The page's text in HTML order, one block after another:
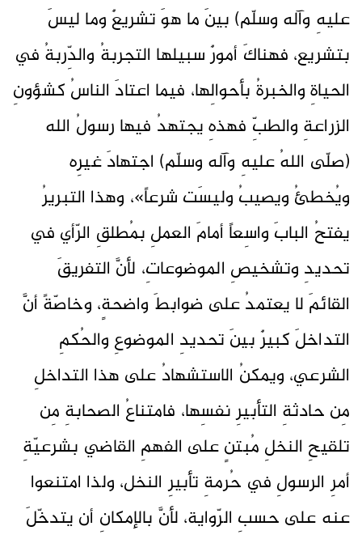
عليهِ وآله وسلّم) بينَ ما هوَ تشريعٌ وما ليسَ
بتشريع، فهناكَ أمورٌ سبيلها التجربةُ والدِّربةُ في
الحياةِ والخبرةُ بأحوالِها، فيما اعتادَ الناسُ كشؤونِ
الزراعةِ والطبِّ فهذهِ يجتهدُ فيها رسولُ الله
(صلّى اللهُ عليهِ وآله وسلّم) اجتهادَ غيرِه
ويُخطئُ ويصيبُ وليسَت شرعاً»، وهذا التبريرُ
يفتحُ البابَ واسِعاً أمامَ العملِ بمُطلقِ الرّأي في
تحديدِ وتشخيصِ الموضوعاتِ، لأنَّ التفريقَ
القائمَ لا يعتمدُ على ضوابطَ واضحةٍ، وخاصّةً أنَّ
التداخلَ كبيرٌ بينَ تحديدِ الموضوعِ والحُكمِ
الشرعي، ويمكنُ الاستشهادُ على هذا التداخلِ
مِن حادثةِ التأبيرِ نفسِها، فامتناعُ الصحابةِ مِن
تلقيحِ النخلِ مُبتنٍ على الفهمِ القاضي بشرعيّةِ
أمرِ الرسولِ في حُرمةِ تأبيرِ النخل، ولذا امتنعوا
عنه على حسبِ الرّواية، لأنَّ بالإمكانِ أن يتدخّلَ